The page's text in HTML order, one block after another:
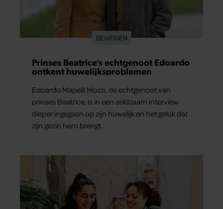
BEWEGEN
Prinses Beatrice’s echtgenoot Edoardo
ontkent huwelijksproblemen
Edoardo Mapelli Mozzi, de echtgenoot van
prinses Beatrice, is in een zeldzaam interview
dieper ingegaan op zijn huwelijk en het geluk dat
zijn gezin hem brengt.